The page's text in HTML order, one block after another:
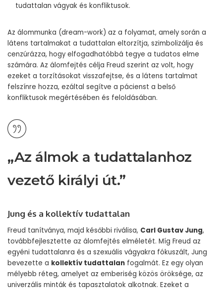
tudattalan vágyak és konfliktusok.
Az álommunka (dream-work) az a folyamat, amely során a
látens tartalmakat a tudattalan eltorzítja, szimbolizálja és
cenzúrázza, hogy elfogadhatóbbá tegye a tudatos elme
számára. Az álomfejtés célja Freud szerint az volt, hogy
ezeket a torzításokat visszafejtse, és a látens tartalmat
felszínre hozza, ezáltal segítve a pácienst a belső
konfliktusok megértésében és feloldásában.
„Az álmok a tudattalanhoz
vezető királyi út.”
Jung és a kollektív tudattalan
Freud tanítványa, majd későbbi riválisa, Carl Gustav Jung,
továbbfejlesztette az álomfejtés elméletét. Míg Freud az
egyéni tudattalanra és a szexuális vágyakra fókuszált, Jung
bevezette a kollektív tudattalan fogalmát. Ez egy olyan
mélyebb réteg, amelyet az emberiség közös öröksége, az
univerzális minták és tapasztalatok alkotnak. Ezeket a